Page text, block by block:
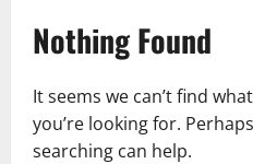
Nothing Found
It seems we can’t find what
you’re looking for. Perhaps
searching can help.